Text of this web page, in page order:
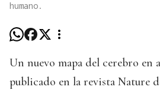
humano.
Un nuevo mapa del cerebro en
publicado en la revista Nature